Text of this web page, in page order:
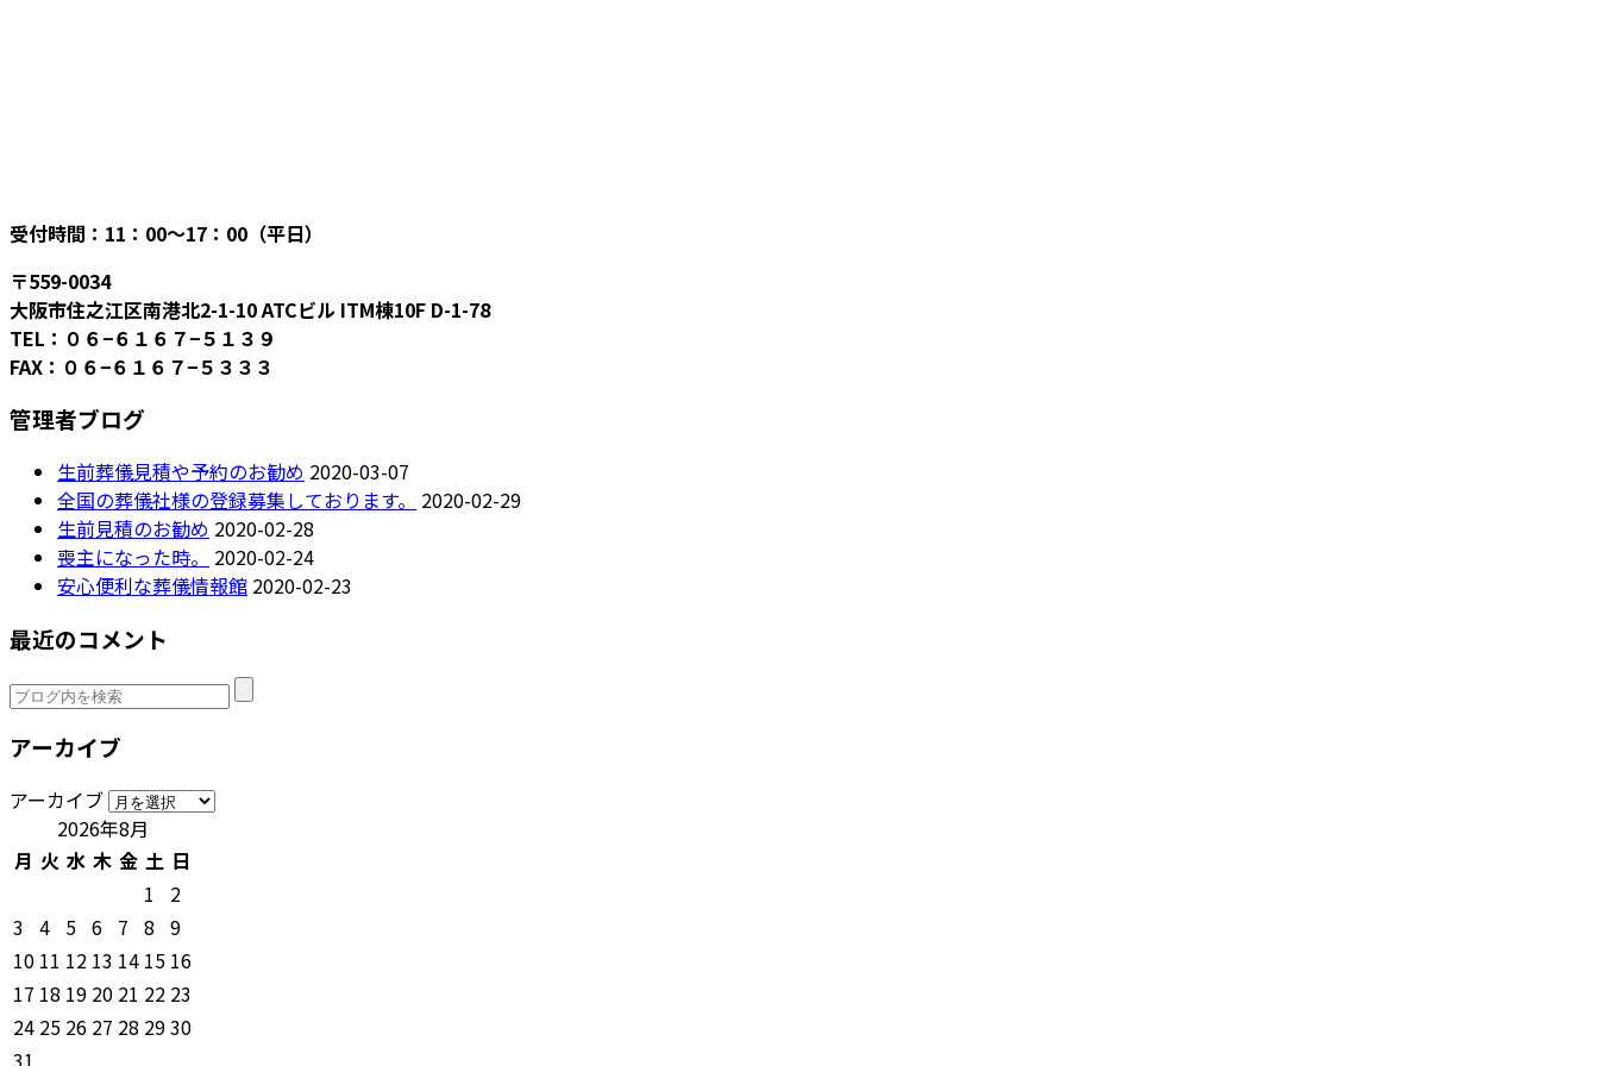
受付時間：11：00〜17：00（平日）
〒559-0034
大阪市住之江区南港北2-1-10 ATCビル ITM棟10F D-1-78
TEL：０６−６１６７−５１３９
FAX：０６−６１６７−５３３３
管理者ブログ
生前葬儀見積や予約のお勧め 2020-03-07
全国の葬儀社様の登録募集しております。
2020-02-29
生前見積のお勧め 2020-02-28
喪主になった時。
2020-02-24
安心便利な葬儀情報館 2020-02-23
最近のコメント
アーカイブ
アーカイブ
2026年8月
月 火 水 木 金 土 日
1
2
3 4 5 6 7 8 9
10 11 12 13 14 15 16
17 18 19 20 21 22 23
24 25 26 27 28 2930
31